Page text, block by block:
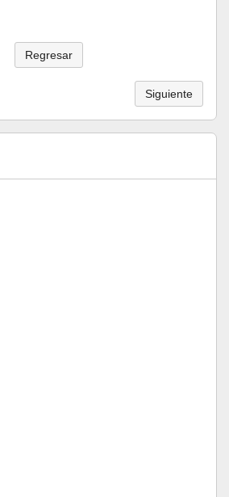
Regresar
Siguiente